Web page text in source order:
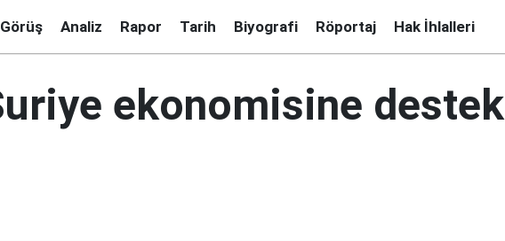
Görüş Analiz Rapor Tarih Biyografi Röportaj Hak İhlalleri
ekonomisine destek